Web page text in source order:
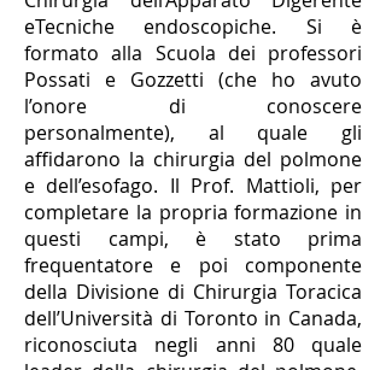
eTecniche endoscopiche. Si è
formato alla Scuola dei professori
Possati e Gozzetti (che ho avuto
l’onore di conoscere
personalmente), al quale gli
affidarono la chirurgia del polmone
e dell’esofago. Il Prof. Mattioli, per
completare la propria formazione in
questi campi, è stato prima
frequentatore e poi componente
della Divisione di Chirurgia Toracica
dell’Università di Toronto in Canada,
riconosciuta negli anni 80 quale